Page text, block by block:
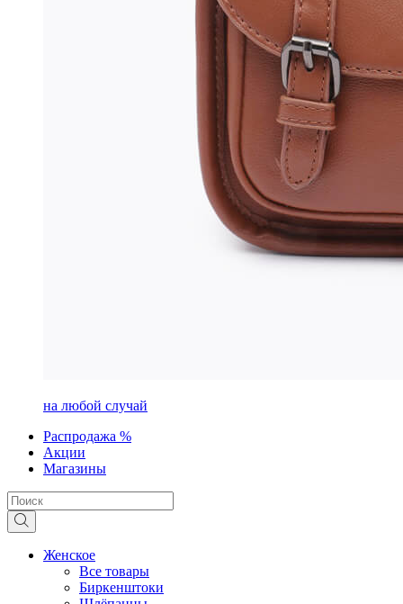
на любой случай
Распродажа %
Акции
Магазины
Женское
Все товары
Биркенштоки